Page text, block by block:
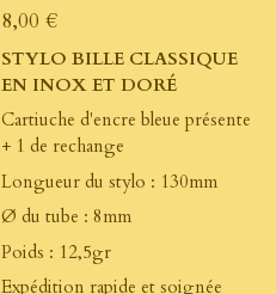
8,00 €
STYLO BILLE CLASSIQUE
EN INOX ET DORÉ
Cartiuche d'encre bleue présente
+ 1 de rechange
Longueur du stylo : 130mm
Ø du tube : 8mm
Poids : 12,5gr
Expédition rapide et soignée